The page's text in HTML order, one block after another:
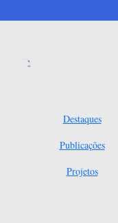
Destaques
Publicações
Projetos